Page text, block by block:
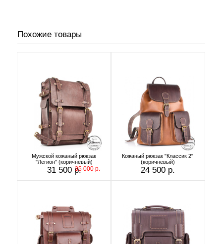
Похожие товары
Мужской кожаный рюкзак
"Легион" (коричневый)
31 500 р.35 000 р.
Кожаный рюкзак "Классик 2"
(коричневый)
24 500 р.